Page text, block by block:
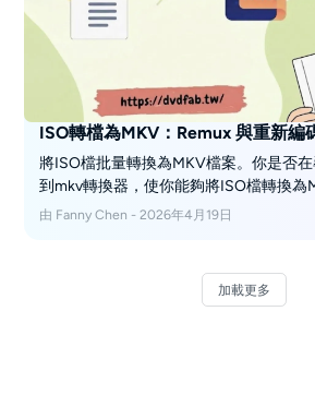
ISO轉檔為MKV：Remux 與重新編
將ISO檔批量轉換為MKV檔案。你是否
到mkv轉換器，使你能夠將ISO檔轉換為
動設備上更好地播放？這篇文章提供了一
由 Fanny Chen - 2026年4月19日
加載更多